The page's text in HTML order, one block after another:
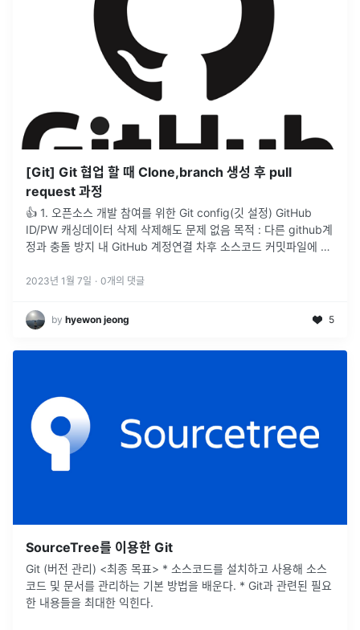
[Git] Git 협업 할 때 Clone,branch 생성 후 pull
request 과정
👍 1. 오픈소스 개발 참여를 위한 Git config(깃 설정) GitHub
ID/PW 캐싱데이터 삭제 삭제해도 문제 없음 목적 : 다른 github계
정과 충돌 방지 내 GitHub 계정연결 차후 소스코드 커밋파일에 저
2023년 1월 7일 · 0개의 댓글
by hyewon jeong 5
SourceTree를 이용한 Git
Git (버전 관리) <최종 목표> * 소스코드를 설치하고 사용해 소스
코드 및 문서를 관리하는 기본 방법을 배운다. * Git과 관련된 필요
한 내용들을 최대한 익힌다.